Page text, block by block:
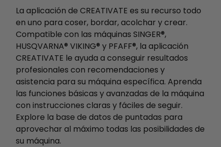
La aplicación de CREATIVATE es su recurso todo
en uno para coser, bordar, acolchar y crear.
Compatible con las máquinas SINGER®,
HUSQVARNA® VIKING® y PFAFF®, la aplicación
CREATIVATE le ayuda a conseguir resultados
profesionales con recomendaciones y
asistencia para su máquina específica. Aprenda
las funciones básicas y avanzadas de la máquina
con instrucciones claras y fáciles de seguir.
Explore la base de datos de puntadas para
aprovechar al máximo todas las posibilidades de
su máquina.